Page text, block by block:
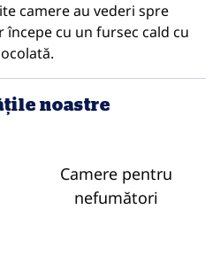
camere au vederi spre
cu un fursec cald cu
noastre
Camere pentru
nefumători